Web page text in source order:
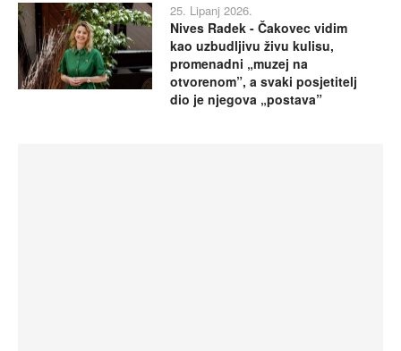
25. Lipanj 2026.
Nives Radek - Čakovec vidim
kao uzbudljivu živu kulisu,
promenadni „muzej na
otvorenom”, a svaki posjetitelj
dio je njegova „postava”